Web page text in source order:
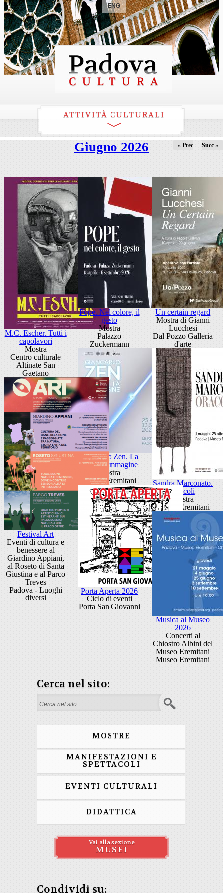
ENG
ATTIVITÀ CULTURALI
Giugno 2026 « Prec Succ »
M.C. Escher. Tutti i
capolavori
Mostra
Centro culturale
Altinate San
Gaetano
Pope. Nel colore, il
gesto
Mostra
Palazzo
Zuckermann
Un certain regard
Mostra di Gianni
Lucchesi
Dal Pozzo Galleria
d'arte
Giancarlo Zen. La
luce fa l'immagine
Mostra
Museo Eremitani
Sandra Marconato.
Oracoli
Mostra
Museo Eremitani
Festival Art
Eventi di cultura e
benessere al
Giardino Appiani,
al Roseto di Santa
Giustina e al Parco
Treves
Padova - Luoghi
diversi
Porta Aperta 2026
Ciclo di eventi
Porta San Giovanni
Musica al Museo
2026
Concerti al
Chiostro Albini del
Museo Eremitani
Museo Eremitani
Cerca nel sito:
Form di ricerca
MOSTRE
MANIFESTAZIONI E
SPETTACOLI
EVENTI CULTURALI
DIDATTICA
Vai alla sezione
MUSEI
Condividi su: